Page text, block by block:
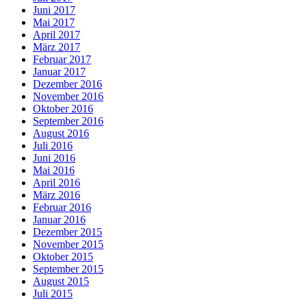
Juni 2017
Mai 2017
April 2017
März 2017
Februar 2017
Januar 2017
Dezember 2016
November 2016
Oktober 2016
September 2016
August 2016
Juli 2016
Juni 2016
Mai 2016
April 2016
März 2016
Februar 2016
Januar 2016
Dezember 2015
November 2015
Oktober 2015
September 2015
August 2015
Juli 2015